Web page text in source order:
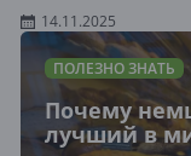
14.11.2025
ПОЛЕЗНО ЗНАТЬ
Почему
лучший в